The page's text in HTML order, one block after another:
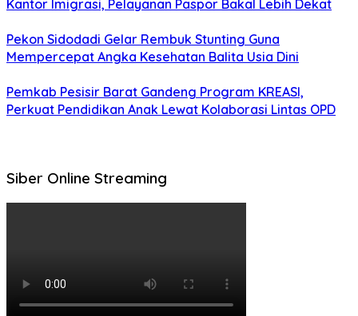
Kantor Imigrasi, Pelayanan Paspor Bakal Lebih Dekat
Pekon Sidodadi Gelar Rembuk Stunting Guna
Mempercepat Angka Kesehatan Balita Usia Dini
Pemkab Pesisir Barat Gandeng Program KREASI,
Perkuat Pendidikan Anak Lewat Kolaborasi Lintas OPD
Siber Online Streaming